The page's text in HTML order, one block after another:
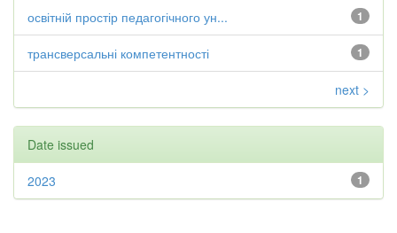
1
освітній простір педагогічного ун...
1
трансверсальні компетентності
next >
Date issued
1
2023